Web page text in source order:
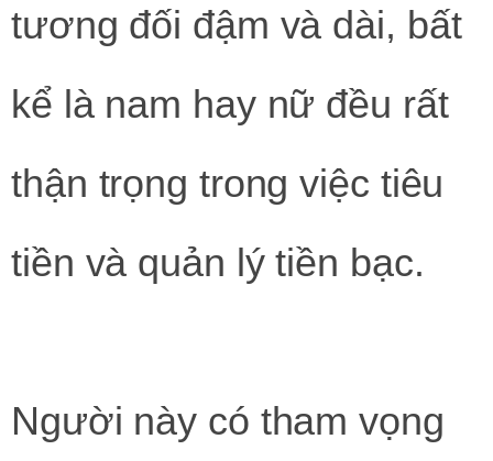
tương đối đậm và dài, bất
kể là nam hay nữ đều rất
thận trọng trong việc tiêu
tiền và quản lý tiền bạc.
Người này có tham vọng